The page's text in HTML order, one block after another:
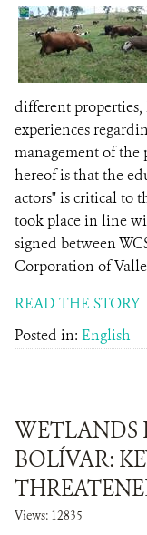
different
experiences
management of the
hereof is that the
actors" is critical to
took place in line
signed between
Corporation of
READ THE STORY
Posted in: English
WETLANDS
BOLÍVAR:
Views: 12835